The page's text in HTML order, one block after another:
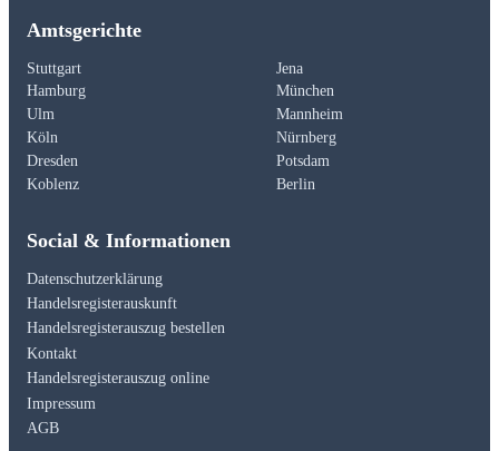
Amtsgerichte
Stuttgart
Jena
Hamburg
München
Ulm
Mannheim
Köln
Nürnberg
Dresden
Potsdam
Koblenz
Berlin
Social & Informationen
Datenschutzerklärung
Handelsregisterauskunft
Handelsregisterauszug bestellen
Kontakt
Handelsregisterauszug online
Impressum
AGB